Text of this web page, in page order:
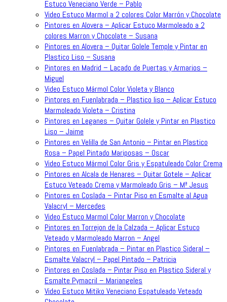
Estuco Veneciano Verde – Pablo
Video Estuco Marmol a 2 colores Color Marrón y Chocolate
Pintores en Alovera – Aplicar Estuco Marmoleado a 2
colores Marron y Chocolate – Susana
Pintores en Alovera – Quitar Golele Temple y Pintar en
Plastico Liso – Susana
Pintores en Madrid – Lacado de Puertas y Armarios –
Miguel
Video Estuco Mármol Color Violeta y Blanco
Pintores en Fuenlabrada – Plastico liso – Aplicar Estuco
Marmoleado Violeta – Cristina
Pintores en Leganes – Quitar Golele y Pintar en Plastico
Liso – Jaime
Pintores en Velilla de San Antonio – Pintar en Plastico
Rosa – Papel Pintado Mariposas – Oscar
Video Estuco Mármol Color Gris y Espatuleado Color Crema
Pintores en Alcala de Henares – Quitar Gotele – Aplicar
Estuco Veteado Crema y Marmoleado Gris – Mª Jesus
Pintores en Coslada – Pintar Piso en Esmalte al Agua
Valacryl – Mercedes
Video Estuco Marmol Color Marron y Chocolate
Pintores en Torrejon de la Calzada – Aplicar Estuco
Veteado y Marmoleado Marron – Angel
Pintores en Fuenlabrada – Pintar en Plastico Sideral –
Esmalte Valacryl – Papel Pintado – Patricia
Pintores en Coslada – Pintar Piso en Plastico Sideral y
Esmalte Pymacril – Mariangeles
Video Estuco Mitiko Veneciano Espatuleado Veteado